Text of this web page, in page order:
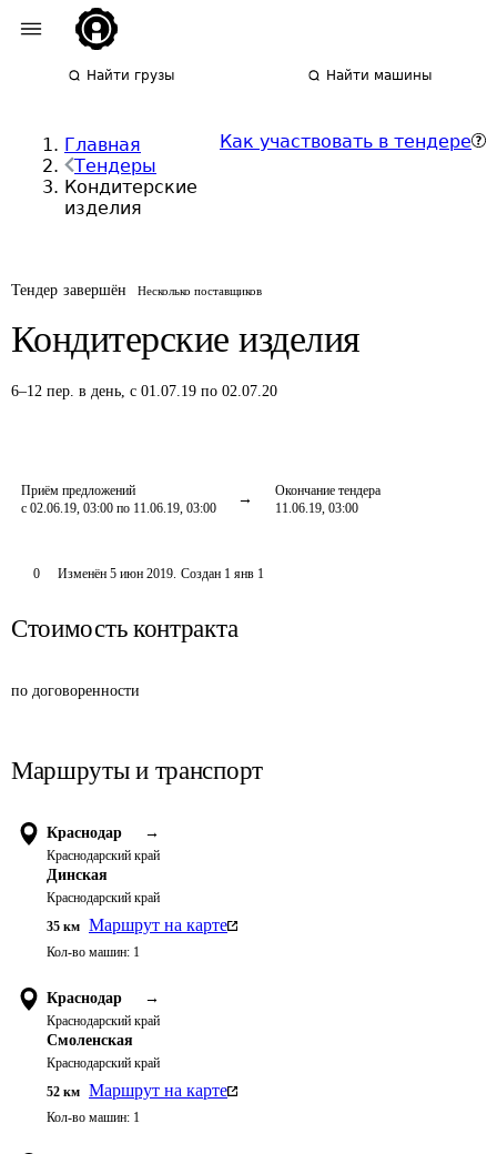
Найти грузы Найти машины
Главная
Тендеры
Кондитерские
изделия
Как участвовать в тендере
Тендер завершён Несколько поставщиков
Кондитерские изделия
6–12 пер. в день, с 01.07.19 по 02.07.20
Приём предложений
с 02.06.19, 03:00 по 11.06.19, 03:00
Окончание тендера
11.06.19, 03:00
0 Изменён 5 июн 2019. Создан 1 янв 1
Стоимость контракта
по договоренности
Маршруты и транспорт
Краснодар →
Краснодарский край
Динская
Краснодарский край
35 км Маршрут на карте
Кол-во машин: 1
Краснодар →
Краснодарский край
Смоленская
Краснодарский край
52 км Маршрут на карте
Кол-во машин: 1